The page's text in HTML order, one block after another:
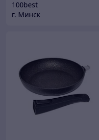
100best
г. Минск